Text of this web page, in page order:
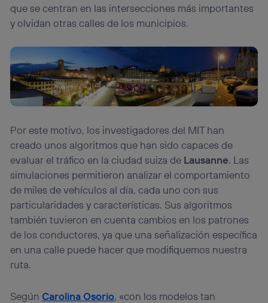
que se centran en las intersecciones más importantes
y olvidan otras calles de los municipios.
Por este motivo, los investigadores del MIT han
creado unos algoritmos que han sido capaces de
evaluar el tráfico en la ciudad suiza de Lausanne. Las
simulaciones permitieron analizar el comportamiento
de miles de vehículos al día, cada uno con sus
particularidades y características. Sus algoritmos
también tuvieron en cuenta cambios en los patrones
de los conductores, ya que una señalización específica
en una calle puede hacer que modifiquemos nuestra
ruta.
SegúnCarolina Osorio, «con los modelos tan